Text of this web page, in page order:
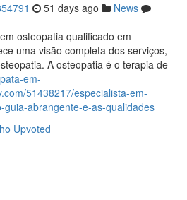
51 days ago
News
osteopatia qualificado em
uma visão completa dos serviços,
A osteopatia é o terapia de
em-
51438217/especialista-em-
abrangente-e-as-qualidades
Upvoted